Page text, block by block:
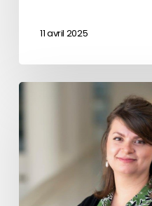
11 avril 2025
Handicap
:
des
actions